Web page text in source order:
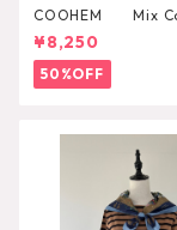
COOHEM Mix
IRT
¥8,250
50%OFF